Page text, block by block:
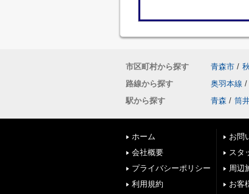
市区町村から探す 青森市 /
路線から探す
奥羽本線 /
駅から探す
青森 / 筒
ホーム
会社概要
プライバシーポリシー
利用規約
お問
スタ
周辺
お客